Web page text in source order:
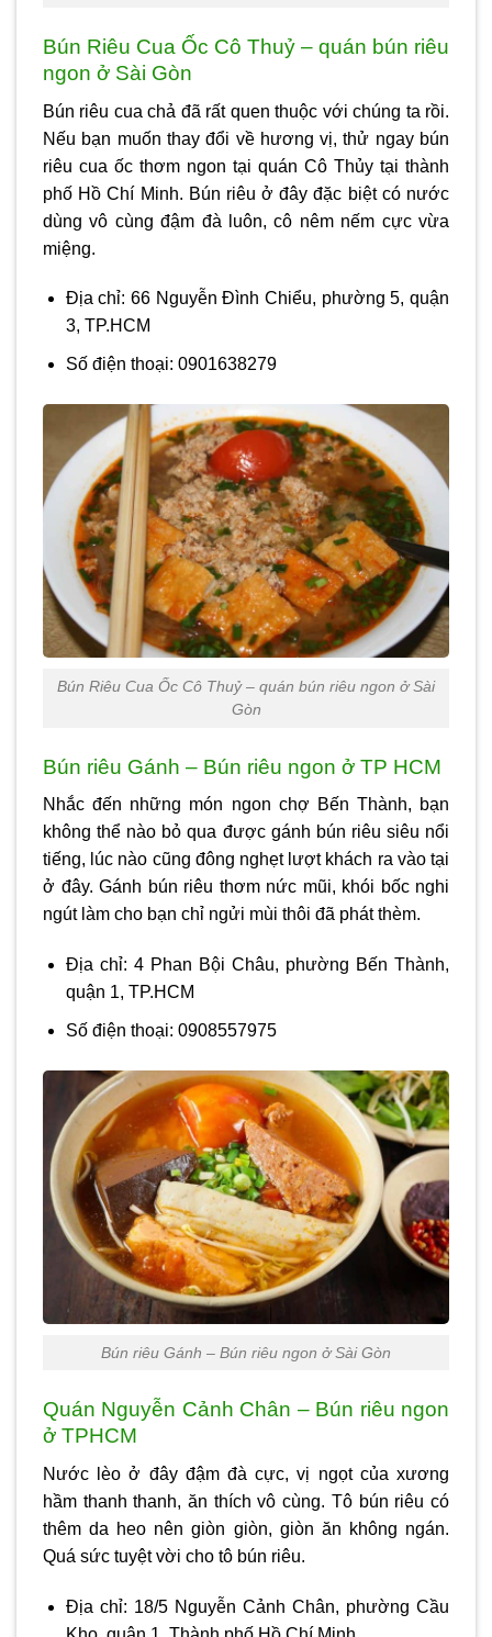
Bún Riêu Cua Ốc Cô Thuỷ – quán bún riêu
ngon ở Sài Gòn
Bún riêu cua chả đã rất quen thuộc với chúng ta rồi.
Nếu bạn muốn thay đổi về hương vị, thử ngay bún
riêu cua ốc thơm ngon tại quán Cô Thủy tại thành
phố Hồ Chí Minh. Bún riêu ở đây đặc biệt có nước
dùng vô cùng đậm đà luôn, cô nêm nếm cực vừa
miệng.
Địa chỉ: 66 Nguyễn Đình Chiểu, phường 5, quận
3, TP.HCM
Số điện thoại: 0901638279
Bún Riêu Cua Ốc Cô Thuỷ – quán bún riêu ngon ở Sài
Gòn
Bún riêu Gánh – Bún riêu ngon ở TP HCM
Nhắc đến những món ngon chợ Bến Thành, bạn
không thể nào bỏ qua được gánh bún riêu siêu nổi
tiếng, lúc nào cũng đông nghẹt lượt khách ra vào tại
ở đây. Gánh bún riêu thơm nức mũi, khói bốc nghi
ngút làm cho bạn chỉ ngửi mùi thôi đã phát thèm.
Địa chỉ: 4 Phan Bội Châu, phường Bến Thành,
quận 1, TP.HCM
Số điện thoại: 0908557975
Bún riêu Gánh – Bún riêu ngon ở Sài Gòn
Quán Nguyễn Cảnh Chân – Bún riêu ngon
ở TPHCM
Nước lèo ở đây đậm đà cực, vị ngọt của xương
hầm thanh thanh, ăn thích vô cùng. Tô bún riêu có
thêm da heo nên giòn giòn, giòn ăn không ngán.
Quá sức tuyệt vời cho tô bún riêu.
Địa chỉ: 18/5 Nguyễn Cảnh Chân, phường Cầu